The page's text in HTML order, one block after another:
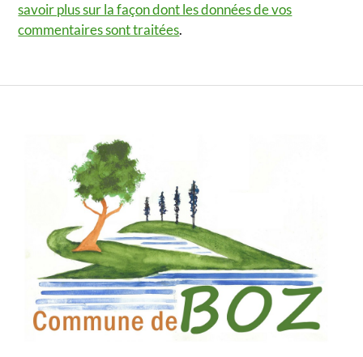
savoir plus sur la façon dont les données de vos
commentaires sont traitées.